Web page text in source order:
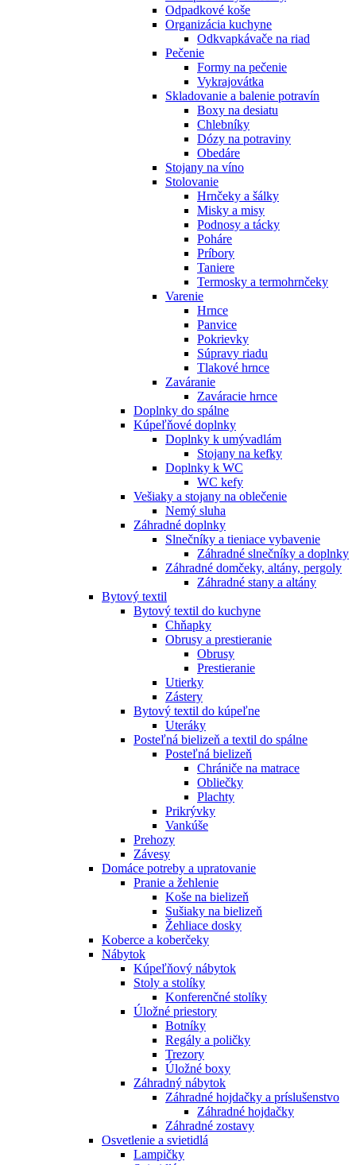
Odpadkové koše
Organizácia kuchyne
Odkvapkávače na riad
Pečenie
Formy na pečenie
Vykrajovátka
Skladovanie a balenie potravín
Boxy na desiatu
Chlebníky
Dózy na potraviny
Obedáre
Stojany na víno
Stolovanie
Hrnčeky a šálky
Misky a misy
Podnosy a tácky
Poháre
Príbory
Taniere
Termosky a termohrnčeky
Varenie
Hrnce
Panvice
Pokrievky
Súpravy riadu
Tlakové hrnce
Zaváranie
Zaváracie hrnce
Doplnky do spálne
Kúpeľňové doplnky
Doplnky k umývadlám
Stojany na kefky
Doplnky k WC
WC kefy
Vešiaky a stojany na oblečenie
Nemý sluha
Záhradné doplnky
Slnečníky a tieniace vybavenie
Záhradné slnečníky a doplnky
Záhradné domčeky, altány, pergoly
Záhradné stany a altány
Bytový textil
Bytový textil do kuchyne
Chňapky
Obrusy a prestieranie
Obrusy
Prestieranie
Utierky
Zástery
Bytový textil do kúpeľne
Uteráky
Posteľná bielizeň a textil do spálne
Posteľná bielizeň
Chrániče na matrace
Obliečky
Plachty
Prikrývky
Vankúše
Prehozy
Závesy
Domáce potreby a upratovanie
Pranie a žehlenie
Koše na bielizeň
Sušiaky na bielizeň
Žehliace dosky
Koberce a koberčeky
Nábytok
Kúpeľňový nábytok
Stoly a stolíky
Konferenčné stolíky
Úložné priestory
Botníky
Regály a poličky
Trezory
Úložné boxy
Záhradný nábytok
Záhradné hojdačky a príslušenstvo
Záhradné hojdačky
Záhradné zostavy
Osvetlenie a svietidlá
Lampičky